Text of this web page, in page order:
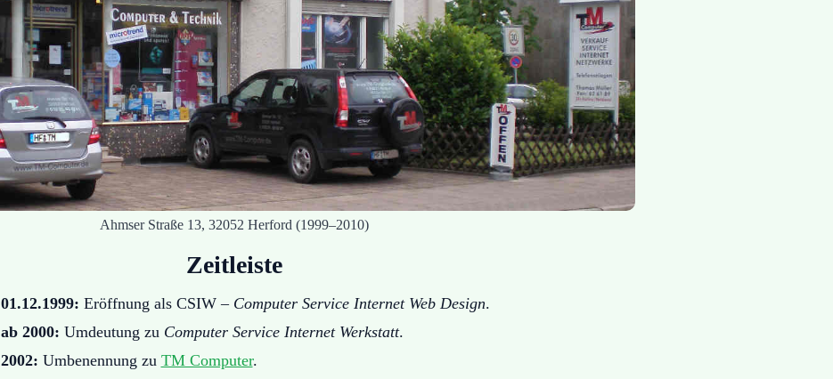
Ahmser Straße 13, 32052 Herford (1999–2010)
Zeitleiste
01.12.1999: Eröffnung als CSIW – Computer Service Internet Web Design.
ab 2000: Umdeutung zu Computer Service Internet Werkstatt.
2002: Umbenennung zu TM Computer.